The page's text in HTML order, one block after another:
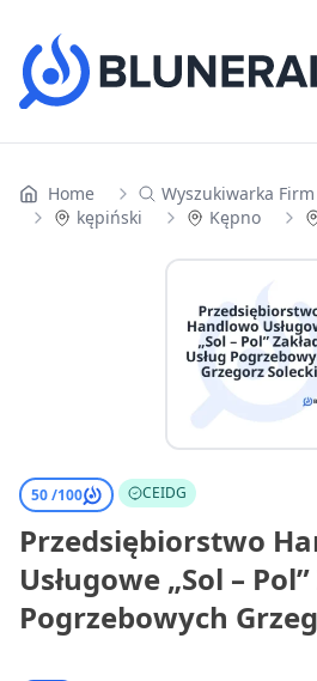
Home Wyszukiwarka Firm
kępiński
Kępno
50 /100 CEIDG
Przedsiębiorstwo
Usługowe „Sol –
Pogrzebowych